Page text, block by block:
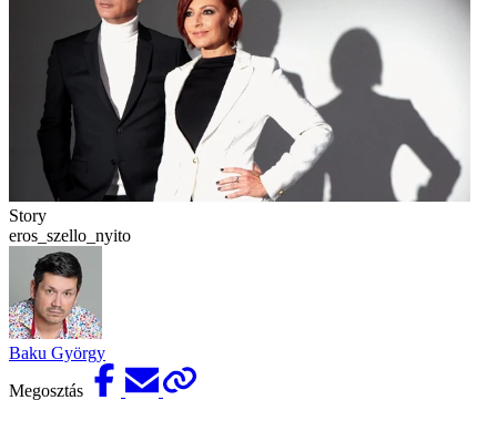
Story
eros_szello_nyito
Baku György
Megosztás